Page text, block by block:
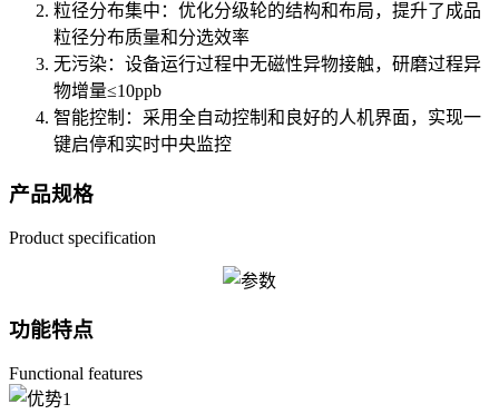
粒径分布集中：优化分级轮的结构和布局，提升了成品
粒径分布质量和分选效率
无污染：设备运行过程中无磁性异物接触，研磨过程异
物增量≤10ppb
智能控制：采用全自动控制和良好的人机界面，实现一
键启停和实时中央监控
产品规格
Product specification
功能特点
Functional features